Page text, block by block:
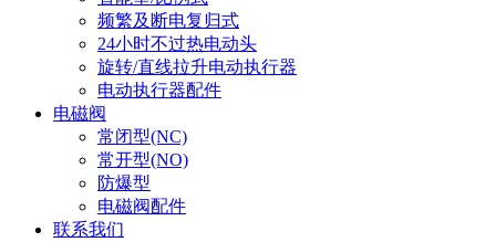
频繁及断电复归式
24小时不过热电动头
旋转/直线拉升电动执行器
电动执行器配件
电磁阀
常闭型(NC)
常开型(NO)
防爆型
电磁阀配件
联系我们